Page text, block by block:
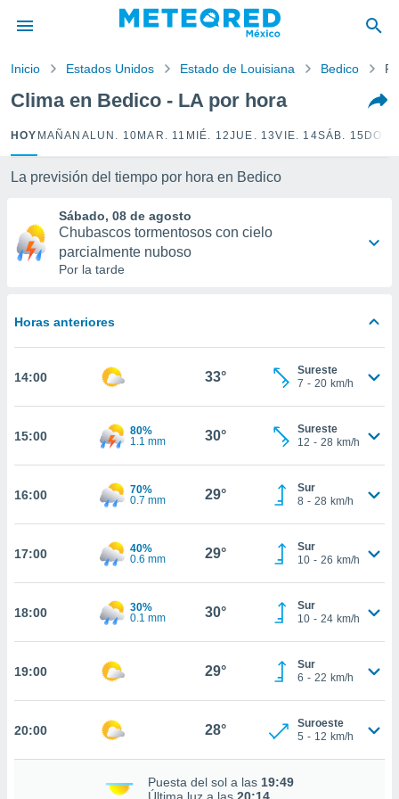
ha sido
la
que se
calidad.
y
digital
permite
seguir
coste.
a la
todas
nuestros
análisis
así como
ACEPTAR
CONTINUAR
Inicio Estados Unidos Estado de Louisiana Bedico
Clima en Bedico - LA por hora
HOY MAÑANA LUN. 10 MAR. 11 MIÉ. 12JUE. 13VIE. 14SÁB. 15
La previsión del tiempo por hora en Bedico
Sábado, 08 de agosto
Chubascos tormentosos con cielo
parcialmente nuboso
Por la tarde
Horas anteriores
14:00 33°
Sureste
7 - 20 km/h
15:00
80%
1.1 mm
30°
Sureste
12 - 28 km/h
16:00
70%
0.7 mm
29°
Sur
8 - 28 km/h
17:00
40%
0.6 mm
29°
Sur
10 - 26 km/h
18:00
30%
0.1 mm
30°
Sur
10 - 24 km/h
19:00 29°
Sur
6 - 22 km/h
20:00 28°
Suroeste
5 - 12 km/h
Puesta del sol a las 19:49
Última luz a las 20:14